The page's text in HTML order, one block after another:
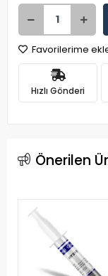
Favorilerime
Hızlı Gönderi
Önerilen